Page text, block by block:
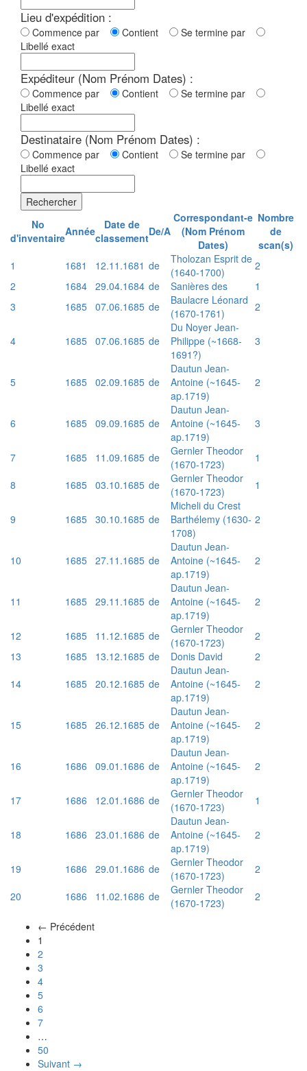
Lieu d'expédition :
Commence par Contient
Se termine par
Libellé exact
Expéditeur (Nom Prénom Dates) :
Commence par Contient
Se termine par
Libellé exact
Destinataire (Nom Prénom Dates) :
Commence par Contient
Se termine par
Libellé exact
Rechercher
No
d'inventaireAnnée
Date de
classementDe/A
Correspondant-e
(Nom Prénom
Dates)
Nombre
de
scan(s)
1
1681 12.11.1681 de
Tholozan Esprit de
(1640-1700)
2
2
1684 29.04.1684 de Sanières des
1
3
1685 07.06.1685 de
Baulacre Léonard
(1670-1761)
2
4 1685 07.06.1685 de
Du Noyer Jean-
Philippe (~1668-
1691?)
3
5 1685 02.09.1685 de
Dautun Jean-
Antoine (~1645-
ap.1719)
2
6 1685 09.09.1685 de
Dautun Jean-
Antoine (~1645-
ap.1719)
3
7 1685 11.09.1685 de
Gernler Theodor
(1670-1723)
1
8
1685 03.10.1685 de
Gernler Theodor
(1670-1723)
1
9 1685 30.10.1685 de
Micheli du Crest
Barthélemy (1630-
1708)
2
10 1685 27.11.1685 de
Dautun Jean-
Antoine (~1645-
ap.1719)
2
11 1685 29.11.1685 de
Dautun Jean-
Antoine (~1645-
ap.1719)
2
12 1685 11.12.1685 de
Gernler Theodor
(1670-1723)
2
13
1685 13.12.1685 de Donis David
2
14
1685 20.12.1685 de
Dautun Jean-
Antoine (~1645-
ap.1719)
2
15 1685 26.12.1685 de
Dautun Jean-
Antoine (~1645-
ap.1719)
2
16 1686 09.01.1686 de
Dautun Jean-
Antoine (~1645-
ap.1719)
2
17 1686 12.01.1686 de
Gernler Theodor
(1670-1723)
1
18 1686 23.01.1686 de
Dautun Jean-
Antoine (~1645-
ap.1719)
2
19 1686 29.01.1686 de
Gernler Theodor
(1670-1723)
2
20
1686 11.02.1686 de
Gernler Theodor
(1670-1723)
2
← Précédent
1
2
3
4
5
6
7
…
50
Suivant →